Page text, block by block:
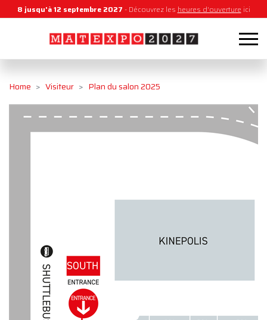
8 jusqu'à 12 septembre 2027 - Découvrez les heures d'ouverture ici
Home Visiteur Plan du salon 2025